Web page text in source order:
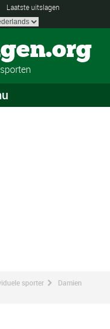
Laatste uitslagen
sporter
Damien